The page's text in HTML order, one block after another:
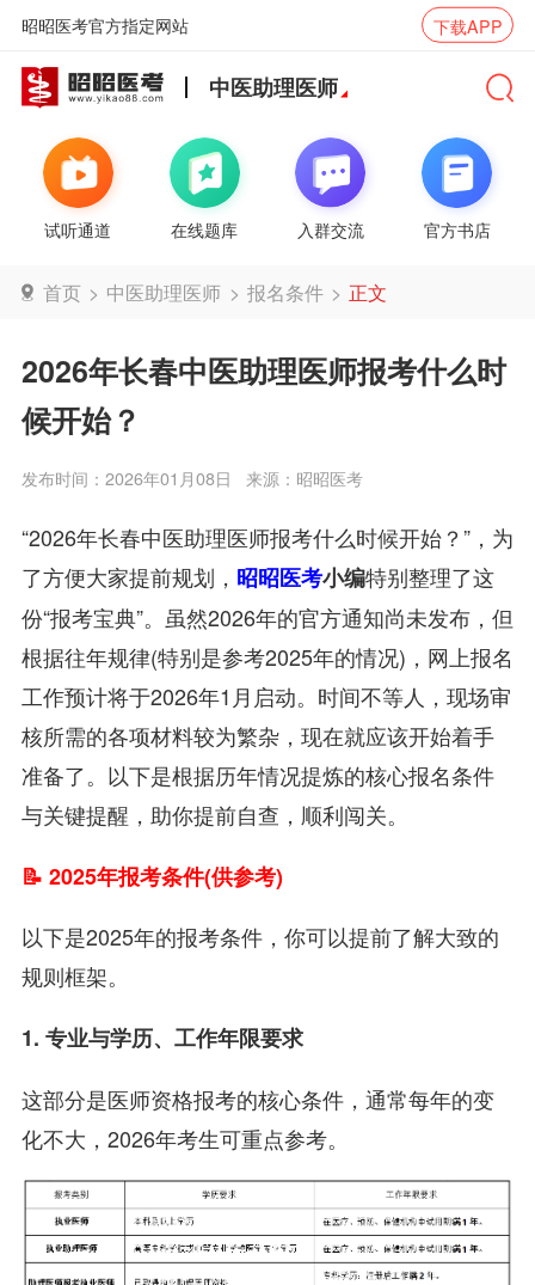
昭昭医考官方指定网站 下载APP
中医助理医师
试听通道 在线题库 入群交流 官方书店
首页 > 中医助理医师 > 报名条件 > 正文
2026年长春中医助理医师报考什么时
候开始？
发布时间：2026年01月08日 来源：昭昭医考
“2026年长春中医助理医师报考什么时候开始？”，为
了方便大家提前规划， 昭昭医考小编特别整理了这
份“报考宝典”。虽然2026年的官方通知尚未发布，但
根据往年规律(特别是参考2025年的情况)，网上报名
工作预计将于2026年1月启动。时间不等人，现场审
核所需的各项材料较为繁杂，现在就应该开始着手
准备了。以下是根据历年情况提炼的核心报名条件
与关键提醒，助你提前自查，顺利闯关。
📝 2025年报考条件(供参考)
以下是2025年的报考条件，你可以提前了解大致的
规则框架。
1. 专业与学历、工作年限要求
这部分是医师资格报考的核心条件，通常每年的变
化不大，2026年考生可重点参考。